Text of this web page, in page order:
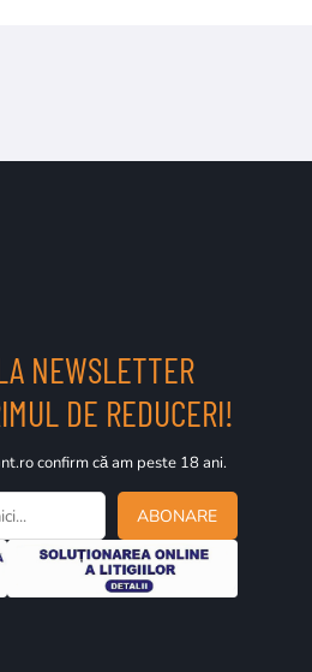
NEWSLETTER
DE REDUCERI!
confirm că am peste 18 ani.
ABONARE